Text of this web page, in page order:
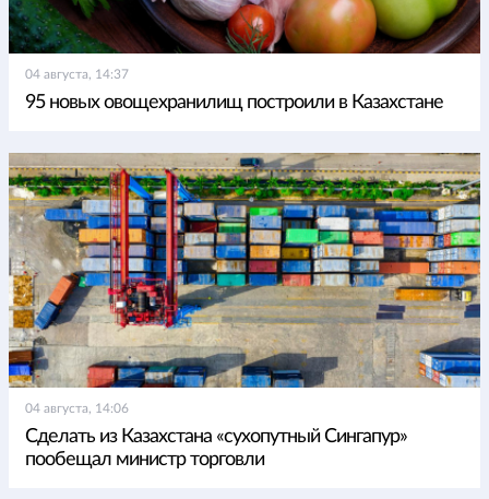
04 августа, 14:37
95 новых овощехранилищ построили в Казахстане
04 августа, 14:06
Сделать из Казахстана «сухопутный Сингапур»
пообещал министр торговли